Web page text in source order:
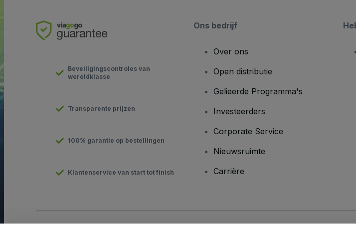
Beveiligingscontroles van
wereldklasse
Transparente prijzen
100% garantie op bestellingen
Klantenservice van start tot finish
Ons bedrijf
Over ons
Open distributie
Gelieerde Programma's
Investeerders
Corporate Service
Nieuwsruimte
Carrière